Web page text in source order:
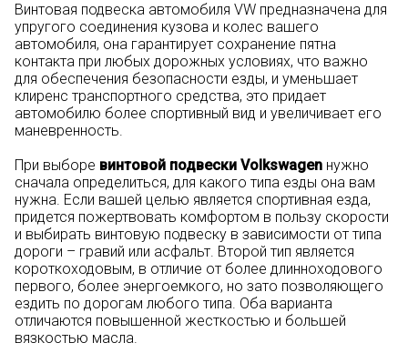
Винтовая подвеска автомобиля VW предназначена для
упругого соединения кузова и колес вашего
автомобиля, она гарантирует сохранение пятна
контакта при любых дорожных условиях, что важно
для обеспечения безопасности езды, и уменьшает
клиренс транспортного средства, это придает
автомобилю более спортивный вид и увеличивает его
маневренность.
При выборе винтовой подвески Volkswagen нужно
сначала определиться, для какого типа езды она вам
нужна. Если вашей целью является спортивная езда,
придется пожертвовать комфортом в пользу скорости
и выбирать винтовую подвеску в зависимости от типа
дороги – гравий или асфальт. Второй тип является
короткоходовым, в отличие от более длинноходового
первого, более энергоемкого, но зато позволяющего
ездить по дорогам любого типа. Оба варианта
отличаются повышенной жесткостью и большей
вязкостью масла.